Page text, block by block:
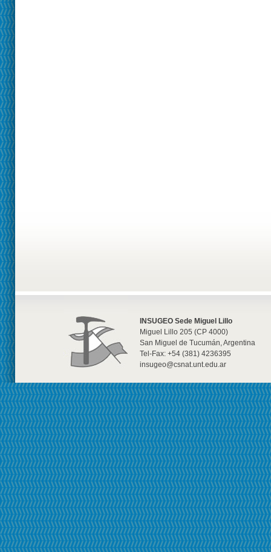
INSUGEO Sede Miguel Lillo
Miguel Lillo 205 (CP 4000)
San Miguel de Tucumán, Argentina
Tel-Fax: +54 (381) 4236395
insugeo@csnat.unt.edu.ar